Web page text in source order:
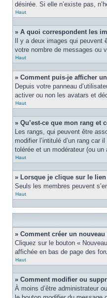
désirée. Si elle n’existe pas,
Haut
» A quoi correspondent les
Il y a deux images qui
votre nombre de messages ou
Haut
» Comment puis-je afficher
Depuis votre panneau
activer ou non les avatars et
Haut
» Qu’est-ce que mon rang et
Les rangs, qui peuvent être
modifier l’intitulé d’un rang
tolérée et un modérateur (ou
Haut
» Lorsque je clique sur le lien
Seuls les membres peuvent
Haut
» Comment créer un
Cliquez sur le bouton «
affichée en bas de page des
Haut
» Comment modifier ou
À moins d’être administrateur